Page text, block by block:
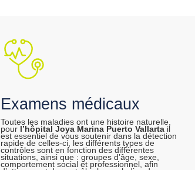
Examens médicaux
Toutes les maladies ont une histoire naturelle,
pour l’hôpital Joya Marina Puerto Vallarta il
est essentiel de vous soutenir dans la détection
rapide de celles-ci, les différents types de
contrôles sont en fonction des différentes
situations, ainsi que : groupes d’âge, sexe,
comportement social et professionnel, afin